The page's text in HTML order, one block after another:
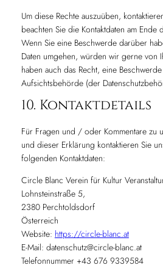
Um diese Rechte auszuüben,
beachten Sie die Kontaktdaten am
Wenn Sie eine Beschwerde darüber
Daten umgehen, würden wir gerne von
haben auch das Recht, eine
Aufsichtsbehörde (der
10. Kontaktdetails
Für Fragen und / oder Kommentare zu
und dieser Erklärung kontaktieren Sie
folgenden Kontaktdaten:
Circle Blanc Verein für Kultur
Lohnsteinstraße 5,
2380 Perchtoldsdorf
Österreich
Website: https://circle-blanc.at
E-Mail: datenschutz@circle-blanc.at
Telefonnummer +43 676 9339584